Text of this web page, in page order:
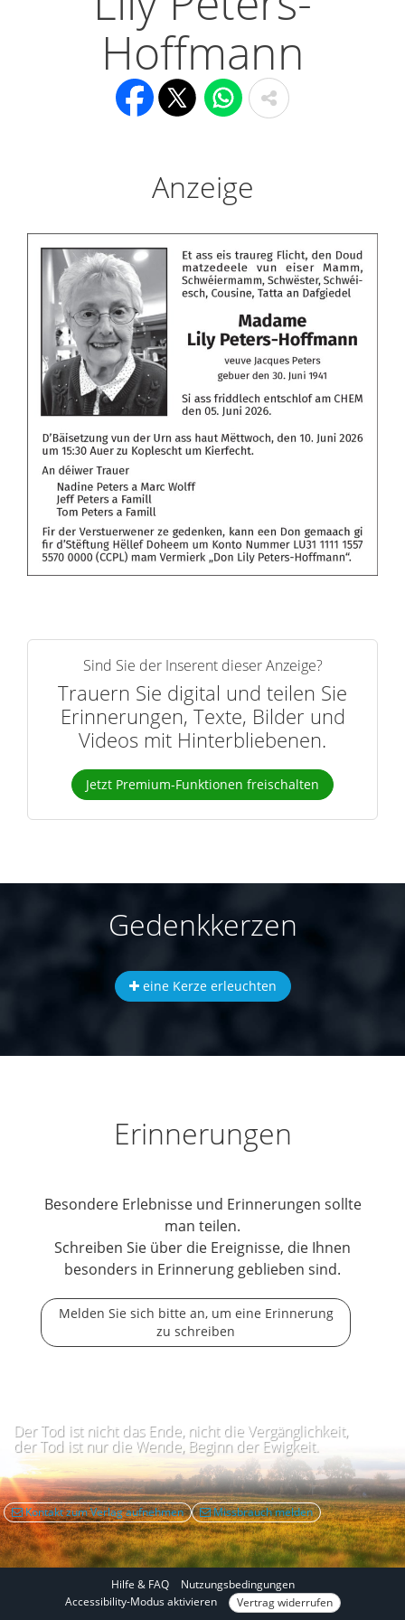
Hoffmann
Anzeige
Sind Sie der Inserent dieser Anzeige?
Trauern Sie digital und teilen Sie
Erinnerungen, Texte, Bilder und
Videos mit Hinterbliebenen.
Jetzt Premium-Funktionen freischalten
Gedenkkerzen
eine Kerze erleuchten
Erinnerungen
Besondere Erlebnisse und Erinnerungen sollte
man teilen.
Schreiben Sie über die Ereignisse, die Ihnen
besonders in Erinnerung geblieben sind.
Melden Sie sich bitte an, um eine Erinnerung
zu schreiben
Der Tod ist nicht das Ende, nicht die Vergänglichkeit,
der Tod ist nur die Wende, Beginn der Ewigkeit.
Kontakt zum Verlag aufnehmen Missbrauch melden
Hilfe & FAQ
Nutzungsbedingungen
IAccessibility-Modus aktivieren Vertrag widerrufen